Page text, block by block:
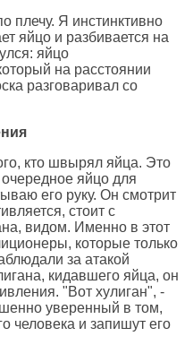
плечу. Я инстинктивно
яйцо и разбивается на
яйцо
на расстоянии
разговаривал со
кто швырял яйца. Это
очередное яйцо для
его руку. Он смотрит
стоит с
видом. Именно в этот
которые только
за атакой
кидавшего яйца, он
"Вот хулиган", -
уверенный в том,
человека и запишут его